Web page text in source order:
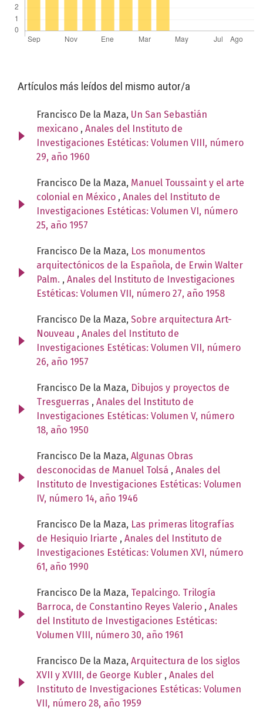
Artículos más leídos del mismo autor/a
Francisco De la Maza, Un San Sebastián
mexicano , Anales del Instituto de
Investigaciones Estéticas: Volumen VIII, número
29, año 1960
Francisco De la Maza, Manuel Toussaint y el arte
colonial en México , Anales del Instituto de
Investigaciones Estéticas: Volumen VI, número
25, año 1957
Francisco De la Maza, Los monumentos
arquitectónicos de la Española, de Erwin Walter
Palm. , Anales del Instituto de Investigaciones
Estéticas: Volumen VII, número 27, año 1958
Francisco De la Maza, Sobre arquitectura Art-
Nouveau , Anales del Instituto de
Investigaciones Estéticas: Volumen VII, número
26, año 1957
Francisco De la Maza, Dibujos y proyectos de
Tresguerras , Anales del Instituto de
Investigaciones Estéticas: Volumen V, número
18, año 1950
Francisco De la Maza, Algunas Obras
desconocidas de Manuel Tolsá , Anales del
Instituto de Investigaciones Estéticas: Volumen
IV, número 14, año 1946
Francisco De la Maza, Las primeras litografías
de Hesiquio Iriarte , Anales del Instituto de
Investigaciones Estéticas: Volumen XVI, número
61, año 1990
Francisco De la Maza, Tepalcingo. Trilogía
Barroca, de Constantino Reyes Valerio , Anales
del Instituto de Investigaciones Estéticas:
Volumen VIII, número 30, año 1961
Francisco De la Maza, Arquitectura de los siglos
XVII y XVIII, de George Kubler , Anales del
Instituto de Investigaciones Estéticas: Volumen
VII, número 28, año 1959